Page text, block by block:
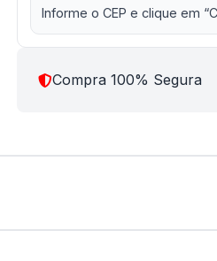
Informe o CEP e clique em
Compra 100% Segura